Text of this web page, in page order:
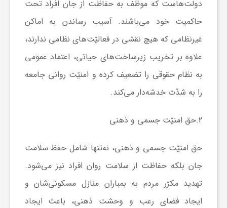
دولت‌هاست که موظّف به حفاظت از جان افراد تحت
حاکمیت خود می‌باشند. آسیب رساندن به اماکن
غیرنظامی که هیچ نقشی در فعالیّت‌های نظامی ندارند،
علاوه بر تخریب زیرساخت‌های حیاتی، اعتماد عمومی
به نظام حقوقی را تضعیف کرده و امنیّت روانی جامعه
را به شدّت خدشه‌دار می‌کند.
2. حق امنیّت جسمی و ذهنی
حق امنیّت جسمی و ذهنی، نه‌تنها شامل حفظ سلامت
جان بلکه حفاظت از سلامت روان افراد نیز می‌شود.
تهدید مکرّر مردم به بمباران منازل مسکونی‌شان و
ایجاد فضای رعب و وحشت ذهنی، باعث ایجاد